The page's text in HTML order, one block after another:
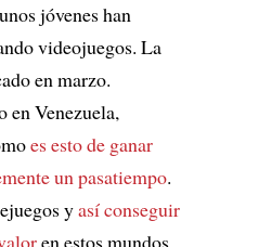
jóvenes han
videojuegos. La
en marzo.
en Venezuela,
es esto de ganar
un pasatiempo.
yasí conseguir